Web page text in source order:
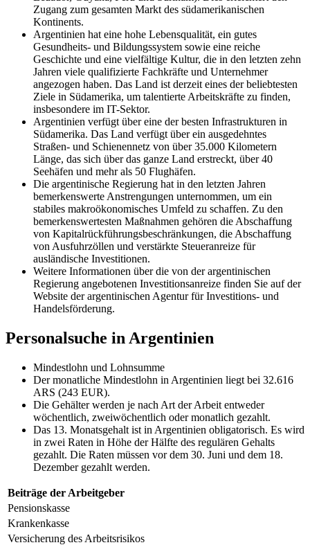
Zugang zum gesamten Markt des südamerikanischen
Kontinents.
Argentinien hat eine hohe Lebensqualität, ein gutes
Gesundheits- und Bildungssystem sowie eine reiche
Geschichte und eine vielfältige Kultur, die in den letzten zehn
Jahren viele qualifizierte Fachkräfte und Unternehmer
angezogen haben. Das Land ist derzeit eines der beliebtesten
Ziele in Südamerika, um talentierte Arbeitskräfte zu finden,
insbesondere im IT-Sektor.
Argentinien verfügt über eine der besten Infrastrukturen in
Südamerika. Das Land verfügt über ein ausgedehntes
Straßen- und Schienennetz von über 35.000 Kilometern
Länge, das sich über das ganze Land erstreckt, über 40
Seehäfen und mehr als 50 Flughäfen.
Die argentinische Regierung hat in den letzten Jahren
bemerkenswerte Anstrengungen unternommen, um ein
stabiles makroökonomisches Umfeld zu schaffen. Zu den
bemerkenswertesten Maßnahmen gehören die Abschaffung
von Kapitalrückführungsbeschränkungen, die Abschaffung
von Ausfuhrzöllen und verstärkte Steueranreize für
ausländische Investitionen.
Weitere Informationen über die von der argentinischen
Regierung angebotenen Investitionsanreize finden Sie auf der
Website der argentinischen Agentur für Investitions- und
Handelsförderung.
Personalsuche in Argentinien
Mindestlohn und Lohnsumme
Der monatliche Mindestlohn in Argentinien liegt bei 32.616
ARS (243 EUR).
Die Gehälter werden je nach Art der Arbeit entweder
wöchentlich, zweiwöchentlich oder monatlich gezahlt.
Das 13. Monatsgehalt ist in Argentinien obligatorisch. Es wird
in zwei Raten in Höhe der Hälfte des regulären Gehalts
gezahlt. Die Raten müssen vor dem 30. Juni und dem 18.
Dezember gezahlt werden.
Beiträge der Arbeitgeber
Pensionskasse
Krankenkasse
Versicherung des Arbeitsrisikos